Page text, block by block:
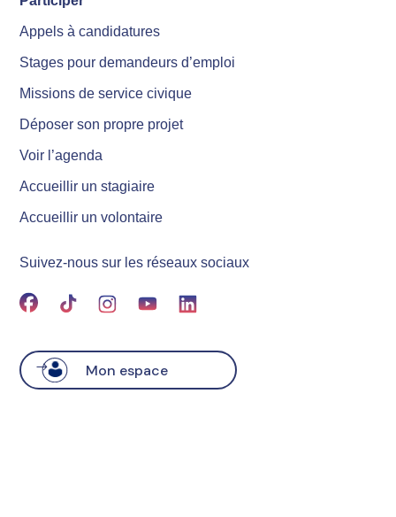
Appels à candidatures
Stages pour demandeurs d’emploi
Missions de service civique
Déposer son propre projet
Voir l’agenda
Accueillir un stagiaire
Accueillir un volontaire
Suivez-nous sur les réseaux sociaux
Mon espace